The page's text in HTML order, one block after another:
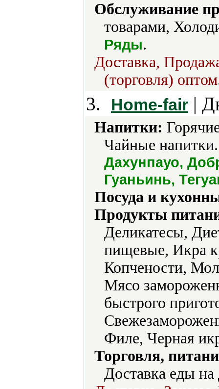
Обслуживание
товарами,
Ряды.
Доставка,
(торговля)
3. Home-fair |
Напитки:
Чайные
Дахунпауо,
Гуаньинь,
Посуда и
Продукты
Деликатесы,
пищевые, Икра
Копчености,
Мясо
быстрого
Филе, Черная
Торговля,
Доставка еды